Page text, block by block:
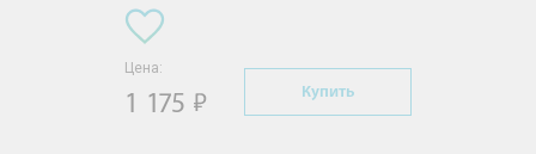
Цена:
1 175 Купить